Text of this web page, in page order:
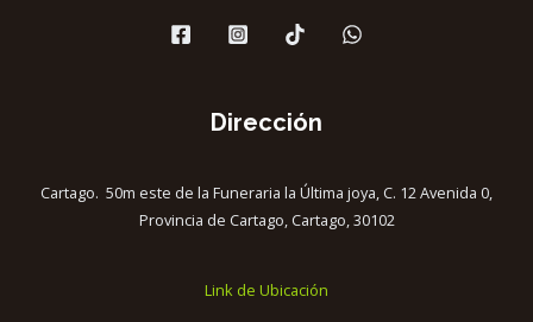
Dirección
Cartago. 50m este de la Funeraria la Última joya, C. 12 Avenida 0,
Provincia de Cartago, Cartago, 30102
Link de Ubicación